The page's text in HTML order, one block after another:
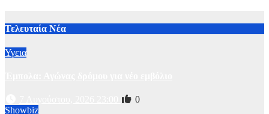
Τελευταία Νέα
Υγεια
0
Showbiz